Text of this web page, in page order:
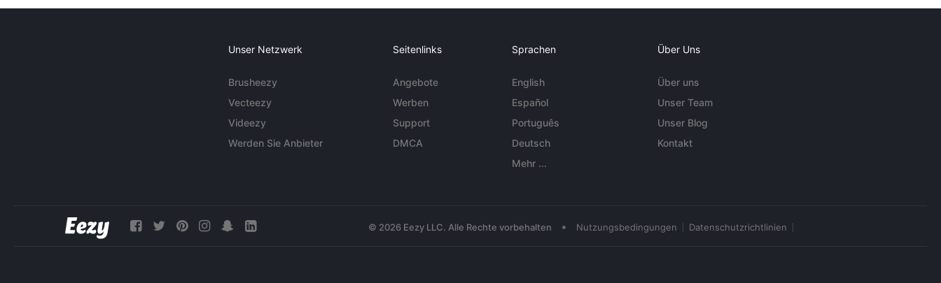
Unser Netzwerk
Brusheezy
Vecteezy
Videezy
Werden Sie Anbieter
Seitenlinks
Angebote
Werben
Support
DMCA
Sprachen
English
Español
Português
Deutsch
Mehr ...
Über Uns
Über uns
Unser Team
Unser Blog
Kontakt
© 2026 Eezy LLC. Alle Rechte vorbehalten • Nutzungsbedingungen Datenschutzrichtlinien